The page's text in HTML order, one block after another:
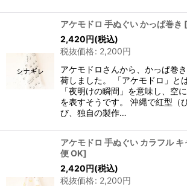
アケモドロ 手ぬぐい かっぱ巻き [
2,420円(税込)
税抜価格: 2,200円
アケモドロさんから、かっぱ巻
荷しました。 「アケモドロ」と
「夜明けの瞬間」を意味し、空
を表すそうです。 沖縄で紅型（
び、独自の製作…
アケモドロ 手ぬぐい カラフル キ
便 OK]
2,420円(税込)
税抜価格: 2,200円